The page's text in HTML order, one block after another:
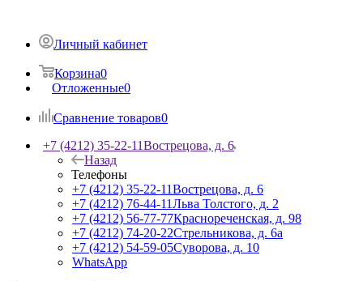
Личный кабинет
Корзина0
Отложенные0
Сравнение товаров0
+7 (4212) 35-22-11Вострецова, д. 6
Назад
Телефоны
+7 (4212) 35-22-11Вострецова, д. 6
+7 (4212) 76-44-11Льва Толстого, д. 2
+7 (4212) 56-77-77Краснореченская, д. 98
+7 (4212) 74-20-22Стрельникова, д. 6а
+7 (4212) 54-59-05Суворова, д. 10
WhatsApp